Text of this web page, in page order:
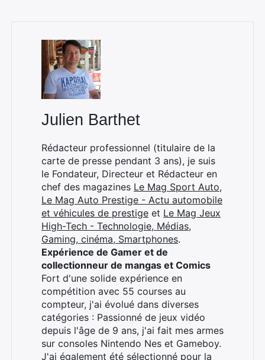
Julien Barthet
Rédacteur professionnel (titulaire de la
carte de presse pendant 3 ans), je suis
le Fondateur, Directeur et Rédacteur en
chef des magazines Le Mag Sport Auto,
Le Mag Auto Prestige - Actu automobile
et véhicules de prestige et Le Mag Jeux
High-Tech - Technologie, Médias,
Gaming, cinéma, Smartphones.
Expérience de Gamer et de
collectionneur de mangas et Comics
Fort d'une solide expérience en
compétition avec 55 courses au
compteur, j'ai évolué dans diverses
catégories : Passionné de jeux vidéo
depuis l'âge de 9 ans, j'ai fait mes armes
sur consoles Nintendo Nes et Gameboy.
J'ai également été sélectionné pour la